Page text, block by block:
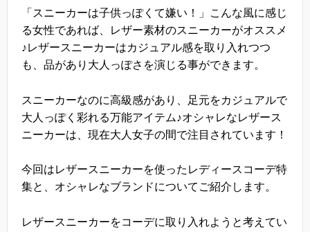
「スニーカーは子供っぽくて嫌い！」こんな風に感じ
る女性であれば、レザー素材のスニーカーがオススメ
♪レザースニーカーはカジュアル感を取り入れつつ
も、品があり大人っぽさを演じる事ができます。
スニーカーなのに高級感があり、足元をカジュアルで
大人っぽく彩れる万能アイテム♪オシャレなレザース
ニーカーは、現在大人女子の間で注目されています！
今回はレザースニーカーを使ったレディースコーデ特
集と、オシャレなブランドについてご紹介します。
レザースニーカーをコーデに取り入れようと考えてい